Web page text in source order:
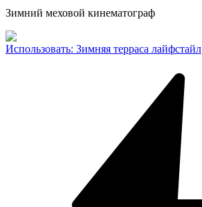
Зимний меховой кинематограф
Использовать: Зимняя терраса лайфстайл